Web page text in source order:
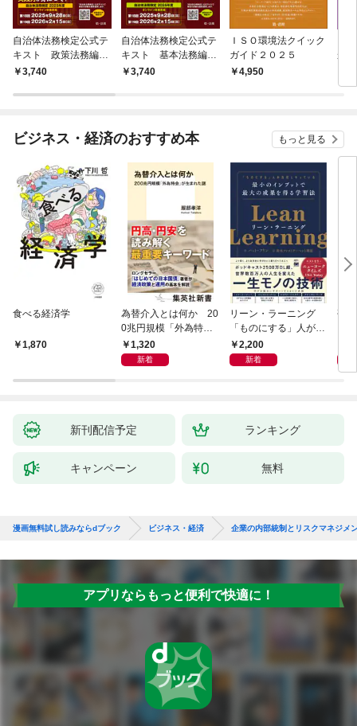
自治体法務検定公式テ
キスト 政策法務編
２０２５年度検定対応
3,740
自治体法務検定公式テ
キスト 基本法務編
２０２５年度検定対応
3,740
ＩＳＯ環境法クイック
ガイド２０２５
4,950
か
メ
ビジネス・経済のおすすめ本 もっと見る
食べる経済学
1,870
為替介入とは何か 20
0兆円規模「外為特
会」が生まれた謎
1,320
新着
リーン・ラーニング
「ものにする」人が自
然とやっている 最小の
インプットで最大の成
2,200
新着
研
新刊配信予定 ランキング
キャンペーン 無料
漫画無料試し読みならdブック ビジネス・経済 企業の内部統制とリスクマネジメ
アプリならもっと便利で快適に！